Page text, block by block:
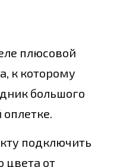
плюсовой
к которому
большого
подключить
цвета от